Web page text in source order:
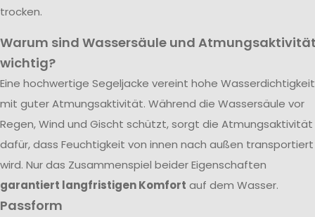
trocken.
Warum sind Wassersäule und
wichtig?
Eine hochwertige Segeljacke vereint hohe Wasserdichtigkeit
mit guter Atmungsaktivität. Während die Wassersäule vor
Regen, Wind und Gischt schützt, sorgt die Atmungsaktivität
dafür, dass Feuchtigkeit von innen nach außen transportiert
wird. Nur das Zusammenspiel beider Eigenschaften
garantiert langfristigen Komfort auf dem Wasser.
Passform